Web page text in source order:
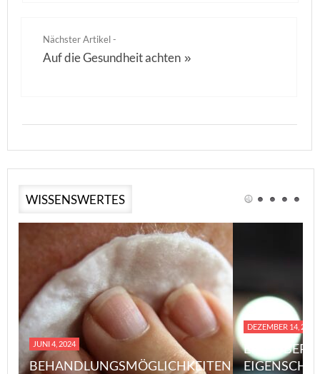
Nächster Artikel -
Auf die Gesundheit achten »
WISSENSWERTES
JUNI 4, 2024
BEHANDLUNGSMÖGLICHKEITEN
DEZEMBER 14, 2023
EINE